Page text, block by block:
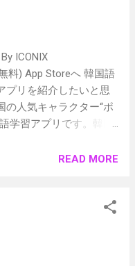
ンピラン壁画村）＞ 町
ることも（？） ＜통
ン活魚市場）＞ 市場で
に入ります。写真は市
その他詳しくは、
くださいね。 Cherry
ICONIX
料) App Storeへ 韓国語
プリを紹介したいと思
の人気キャラクター“ポ
学習アプリです。韓国
みてください。 以下は
READ MORE